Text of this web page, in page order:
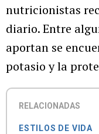
nutricionistas
diario. Entre
aportan se
potasio y la
RELACIONADAS
ESTILOS DE VIDA